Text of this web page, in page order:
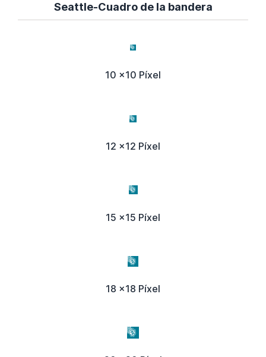
Seattle-Cuadro de la bandera
10 x10 Píxel
12 x12 Píxel
15 x15 Píxel
18 x18 Píxel